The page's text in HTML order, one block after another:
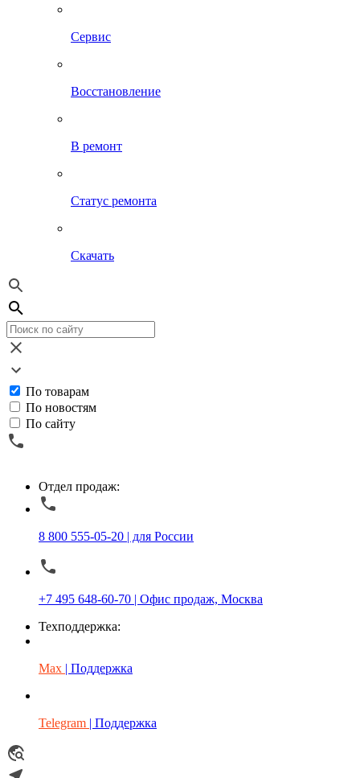
Сервис
Восстановление
В ремонт
Статус ремонта
Скачать
По товарам
По новостям
По сайту
Отдел продаж:
8 800 555-05-20 | для России
+7 495 648-60-70 | Офис продаж, Москва
Техподдержка:
Max | Поддержка
Telegram | Поддержка